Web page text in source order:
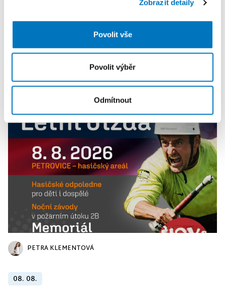
sdílíme se svými partnery pro sociální média, inzerci a
získali v důsledku toho, že používáte jejich služby.
Zobrazit detaily
Povolit vše
Povolit výběr
Odmítnout
PETRA KLEMENTOVÁ
08. 08.